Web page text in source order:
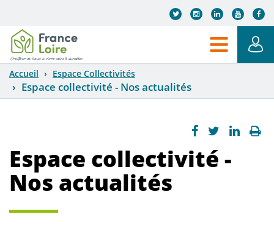
Accueil Espace Collectivités
Espace collectivité - Nos actualités
Espace collectivité -
Nos actualités